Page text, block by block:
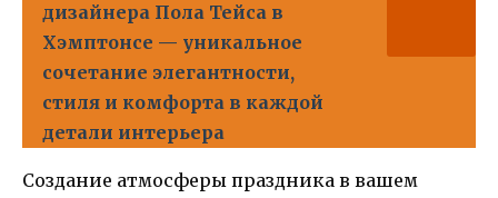
дизайнера Пола Тейса в
Хэмптонсе — уникальное
сочетание элегантности,
стиля и комфорта в каждой
детали интерьера
Создание атмосферы праздника в вашем